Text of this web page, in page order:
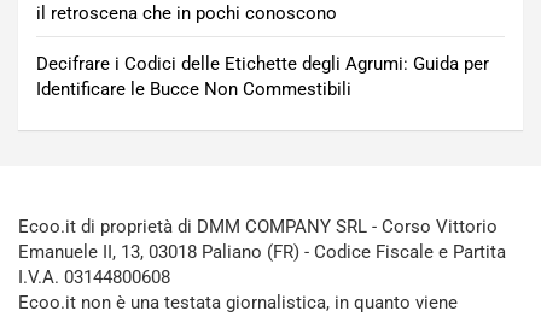
il retroscena che in pochi conoscono
Decifrare i Codici delle Etichette degli Agrumi: Guida per
Identificare le Bucce Non Commestibili
Ecoo.it di proprietà di DMM COMPANY SRL - Corso Vittorio
Emanuele II, 13, 03018 Paliano (FR) - Codice Fiscale e Partita
I.V.A. 03144800608
Ecoo.it non è una testata giornalistica, in quanto viene